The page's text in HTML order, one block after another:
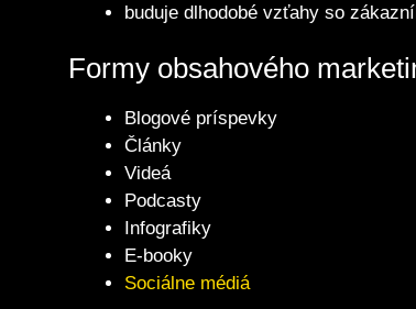
buduje dlhodobé vzťahy so
Formy obsahového
Blogové príspevky
Články
Videá
Podcasty
Infografiky
E-booky
Sociálne médiá